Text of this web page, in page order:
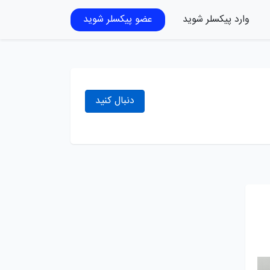
وارد پیکسلر شوید عضو پیکسلر شوید
دنبال کنید